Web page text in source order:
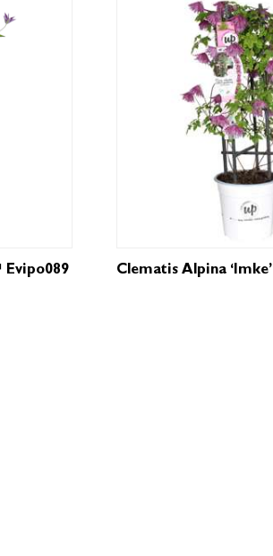
Evipo089 Clematis Alpina ‘Imke’